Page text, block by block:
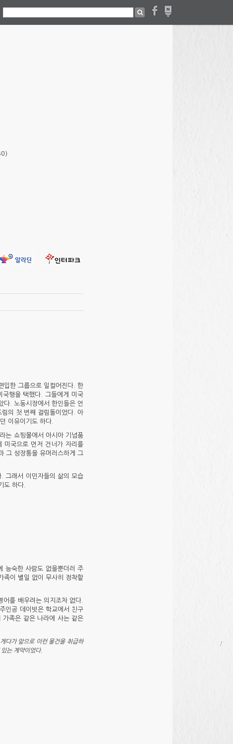
입한 그룹으로 일컬어진다. 한
국행을 택했다. 그들에게 미국
다. 노동시장에서 한인들은 언
의 첫 번째 걸림돌이었다. 아
이유이기도 하다.
는 쇼핑몰에서 아시아 기념품
미국으로 먼저 건너가 자리를
그 성장통을 유머러스하게 그
그래서 이민자들의 삶의 모습
도 하다.
능숙한 사람도 없을뿐더러 주
족이 별일 없이 무사히 정착할
를 배우려는 의지조차 없다.
인공 데이빗은 학교에서 친구
가족은 같은 나라에 사는 같은
다가 앞으로 이런 물건을 취급하
는 계약이었다.